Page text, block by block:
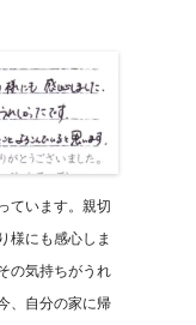
ています。親切
様にも感心しま
の気持ちがうれ
、自分の家に帰